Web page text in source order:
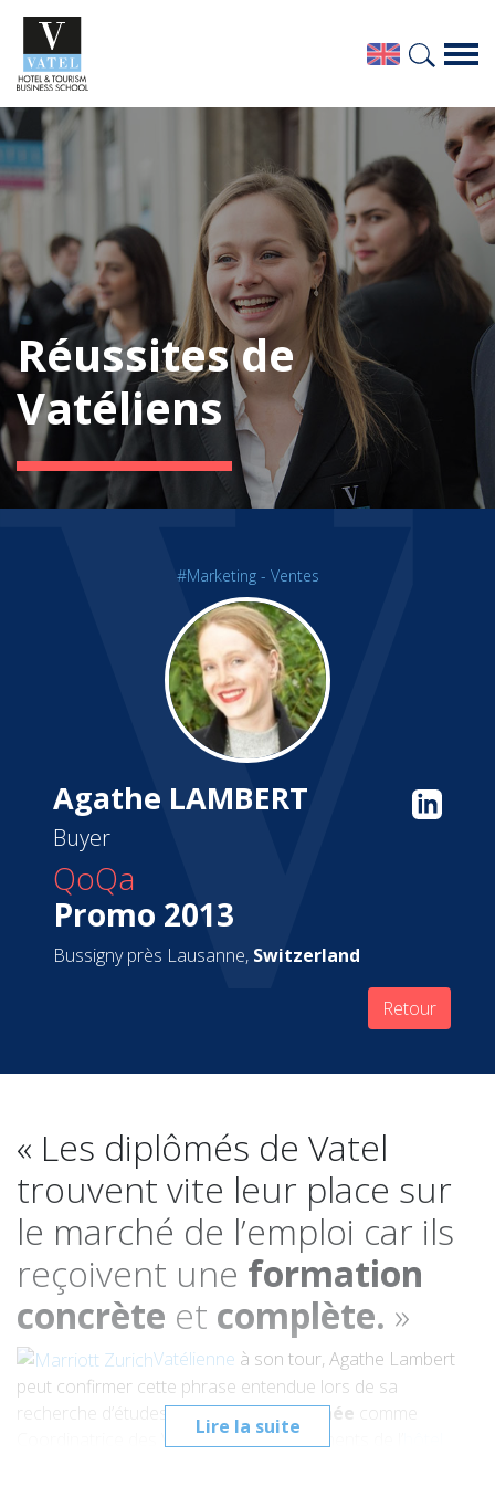
Réussites de
Vatéliens
#Marketing - Ventes
Agathe LAMBERT
Buyer
QoQa
Promo 2013
Bussigny près Lausanne, Switzerland
Retour
Lire la suite
« Les diplômés de Vatel
trouvent vite leur place sur
le marché de l’emploi car ils
reçoivent une formation
concrète et complète. »
Vatélienne à son tour, Agathe Lambert
peut confirmer cette phrase entendue lors de sa
recherche d’études :elle est embauchée comme
Coordinatrice des Ventes et des Evénements de l’